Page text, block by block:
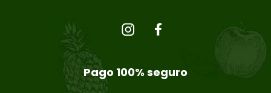
Pago 100% seguro